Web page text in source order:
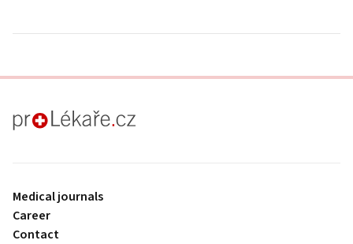
proLékaře.cz
Medical journals
Career
Contact